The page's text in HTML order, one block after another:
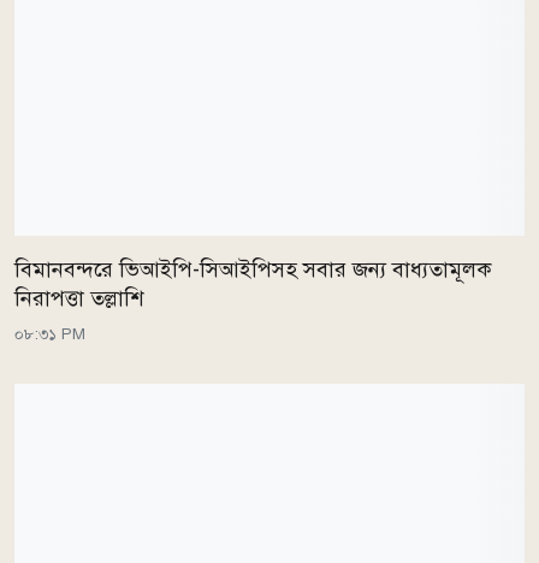
বিমানবন্দরে ভিআইপি-সিআইপিসহ সবার জন্য বাধ্যতামূলক
নিরাপত্তা তল্লাশি
০৮:৩১ PM